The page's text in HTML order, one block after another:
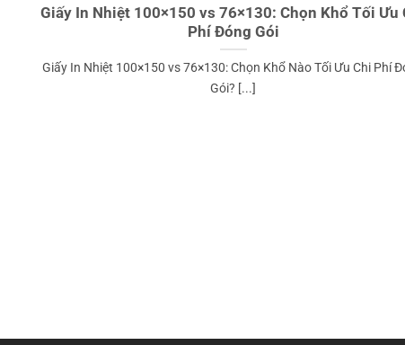
Giấy In Nhiệt 100×150 vs 76×130: Chọn Khổ Tối Ưu
Phí Đóng Gói
Giấy In Nhiệt 100×150 vs 76×130: Chọn Khổ Nào Tối Ưu Chi Phí
Gói? [...]